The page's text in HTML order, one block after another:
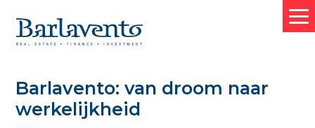
Barlavento: van droom naar
werkelijkheid
HOME